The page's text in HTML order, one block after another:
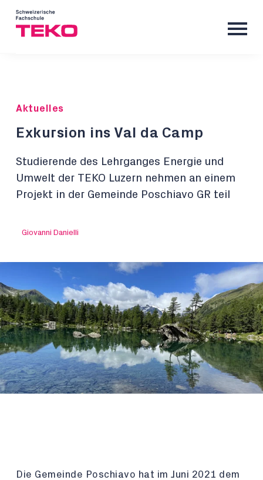
Aktuelles
Exkursion ins Val da Camp
Studierende des Lehrganges Energie und
Umwelt der TEKO Luzern nehmen an einem
Projekt in der Gemeinde Poschiavo GR teil
Giovanni Danielli
Die Gemeinde Poschiavo hat im Juni 2021 dem